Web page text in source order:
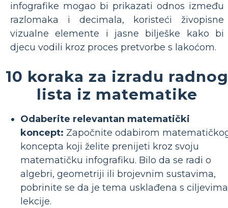
infografike mogao bi prikazati odnos između
razlomaka i decimala, koristeći živopisne
vizualne elemente i jasne bilješke kako bi
djecu vodili kroz proces pretvorbe s lakoćom.
10 koraka za izradu radnog
lista iz matematike
Odaberite relevantan matematički
koncept: Započnite odabirom
koncepta koji želite prenijeti kroz svoju
matematičku infografiku. Bilo da se radi o
algebri, geometriji ili brojevnim sustavima,
pobrinite se da je tema usklađena s ciljevima
lekcije.